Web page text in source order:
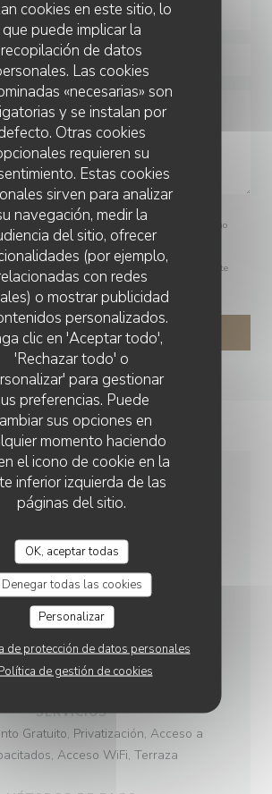
cookies en este sitio, lo
que puede implicar la
recopilación de datos
Las cookies
«necesarias» son
y se instalan por
Otras cookies
requieren su
Estas cookies
sirven para analizar
navegación, medir la
del sitio, ofrecer
(por ejemplo,
con redes
o mostrar publicidad
personalizados.
clic en 'Aceptar todo',
'Rechazar todo' o
para gestionar
preferencias. Puede
sus opciones en
momento haciendo
el icono de cookie en la
inferior izquierda de las
páginas del sitio.
OK, aceptar todas
Denegar todas las cookies
Personalizar
de protección de datos personales
de gestión de cookies
de protección de datos, puede ejercer su derecho a no
inscribiéndose en la Lista Robinson:
información sobre el tratamiento de sus datos, consulte
COCINA
Cocina moderna, tradicional
TIPO DE NEGOCIO
y "bistrot" auténtico, Bistronomia
SERVICIOS
Gratuito, Privatización, Acceso a
Acceso WiFi, Terraza